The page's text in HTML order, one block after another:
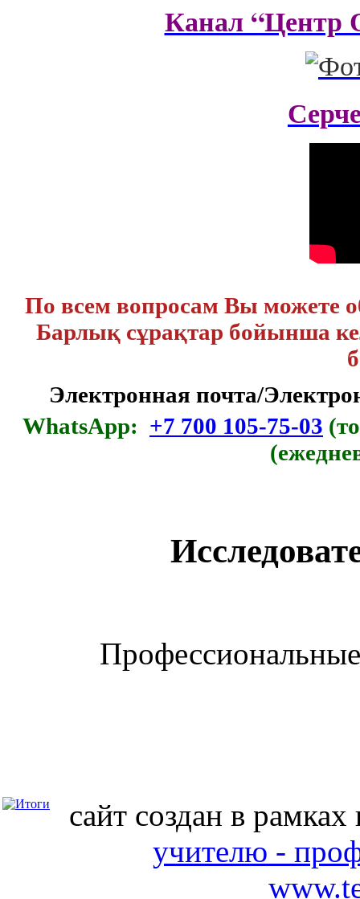
Канал “Центр
По всем вопросам Вы можете
Барлық сұрақтар бойынша
Электронная почта/
WhatsApp: +7 700 105-75-03
сайт создан в
учителю -